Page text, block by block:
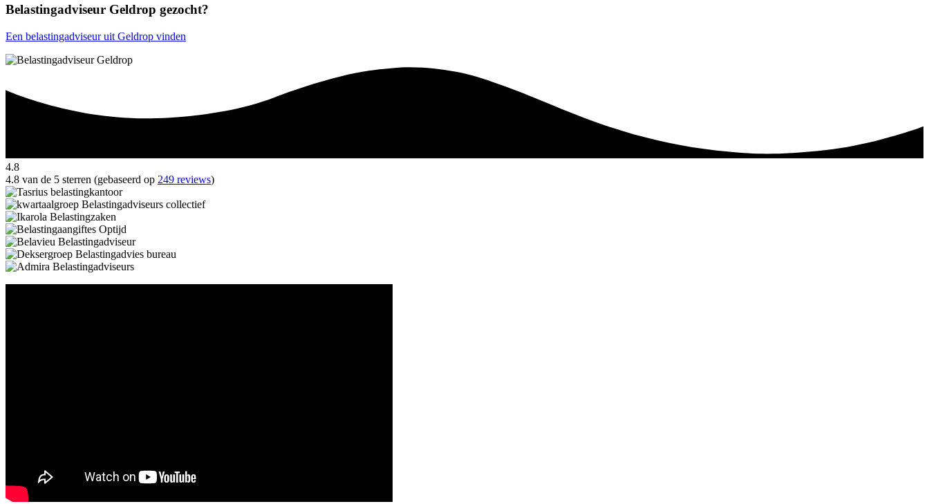
Belastingadviseur Geldrop gezocht?
Een belastingadviseur uit Geldrop vinden
4.8
4.8 van de 5 sterren (gebaseerd op 249 reviews)